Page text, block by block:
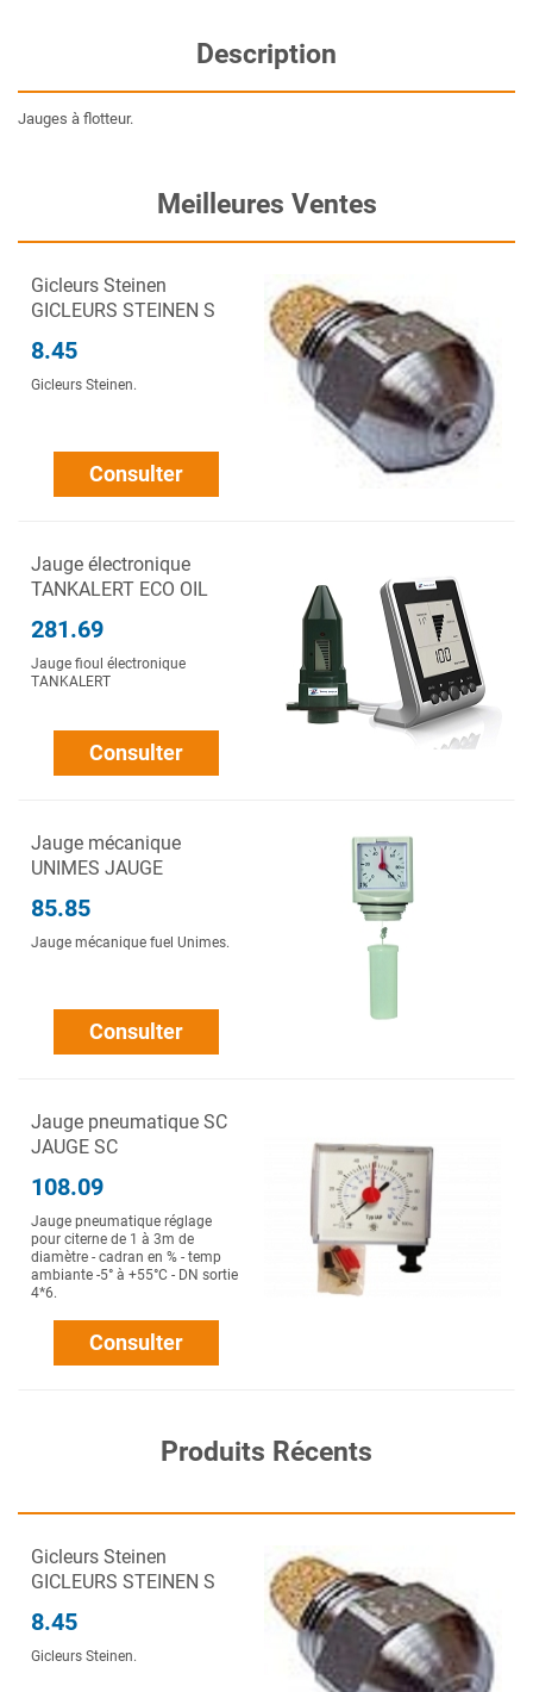
Description
Jauges à flotteur.
Meilleures Ventes
Gicleurs Steinen
GICLEURS STEINEN S
8.45
Gicleurs Steinen.
Consulter
Jauge électronique
TANKALERT ECO OIL
281.69
Jauge fioul électronique
TANKALERT
Consulter
Jauge mécanique
UNIMES JAUGE
85.85
Jauge mécanique fuel Unimes.
Consulter
Jauge pneumatique SC
JAUGE SC
108.09
Jauge pneumatique réglage
pour citerne de 1 à 3m de
diamètre - cadran en % - temp
ambiante -5° à +55°C - DN sortie
4*6.
Consulter
Produits Récents
Gicleurs Steinen
GICLEURS STEINEN S
8.45
Gicleurs Steinen.